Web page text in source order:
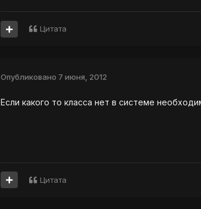
Цитата
Опубликовано 7 июня, 2012
Если какого то класса нет в системе
Цитата